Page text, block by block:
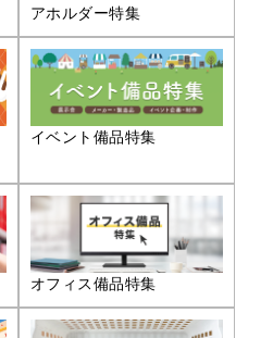
アホルダー特集
イベント備品特集
オフィス備品特集